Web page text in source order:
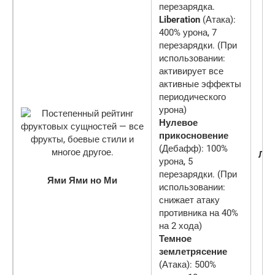
Ями Ями но Ми
перезарядка.
Liberation (Атака):
400% урона, 7
перезарядки. (При
использовании:
активирует все
активные эффекты
периодического
урона)
Нулевое
прикосновение
(Дебафф): 100%
урона, 5
перезарядки. (При
использовании:
снижает атаку
противника на 40%
на 2 хода)
Темное
землетрясение
(Атака): 500%